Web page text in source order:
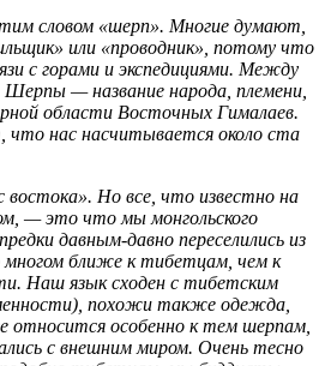
словом «шерп». Многие думают,
или «проводник», потому что
с горами и экспедициями. Между
— название народа, племени,
области Восточных Гималаев.
что нас насчитывается около ста
востока». Но все, что известно на
— это что мы монгольского
давным-давно переселились из
ближе к тибетцам, чем к
Наш язык сходен с тибетским
похожи также одежда,
относится особенно к тем шерпам,
с внешним миром. Очень тесно